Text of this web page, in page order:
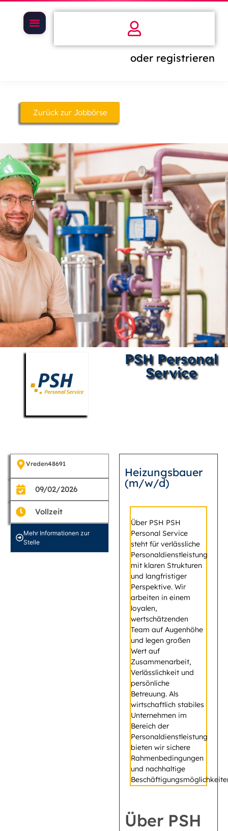
oder registrieren
Zurück zur Jobbörse
PSH Personal
Service
Vreden48691
09/02/2026
Vollzeit
Mehr Informationen zur
Stelle
Heizungsbauer
(m/w/d)
Über PSH PSH
Personal Service
steht für verlässliche
Personaldienstleistung
mit klaren Strukturen
und langfristiger
Perspektive. Wir
arbeiten in einem
loyalen,
wertschätzenden
Team auf Augenhöhe
und legen großen
Wert auf
Zusammenarbeit,
Verlässlichkeit und
persönliche
Betreuung. Als
wirtschaftlich stabiles
Unternehmen im
Bereich der
Personaldienstleistung
bieten wir sichere
Rahmenbedingungen
und nachhaltige
Über PSH